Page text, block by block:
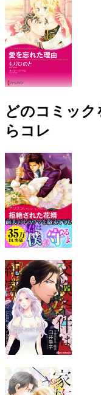
どのコミッ
らコレ